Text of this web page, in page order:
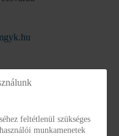
utca 17.
feltétlenül szükséges
munkamenetek